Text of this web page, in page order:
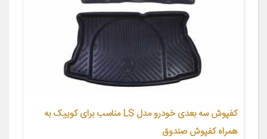
کفپوش سه بعدی خودرو مدل LS مناسب برای کوییک به
همراه کفپوش صندوق